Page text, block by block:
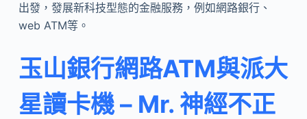
出發，發展新科技型態的金融服務，例如網路銀行、
web ATM等。
玉山銀行網路ATM與派大
星讀卡機 – Mr. 神經不正